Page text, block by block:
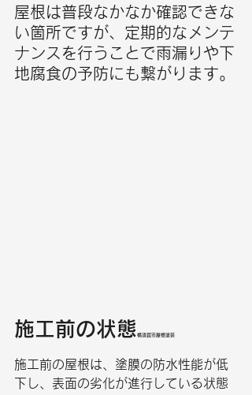
屋根は普段なかなか確認できな
い箇所ですが、定期的なメンテ
ナンスを行うことで雨漏りや下
地腐食の予防にも繋がります。
施工前の状態 横須賀市屋根塗装
施工前の屋根は、塗膜の防水性能が低
下し、表面の劣化が進行している状態